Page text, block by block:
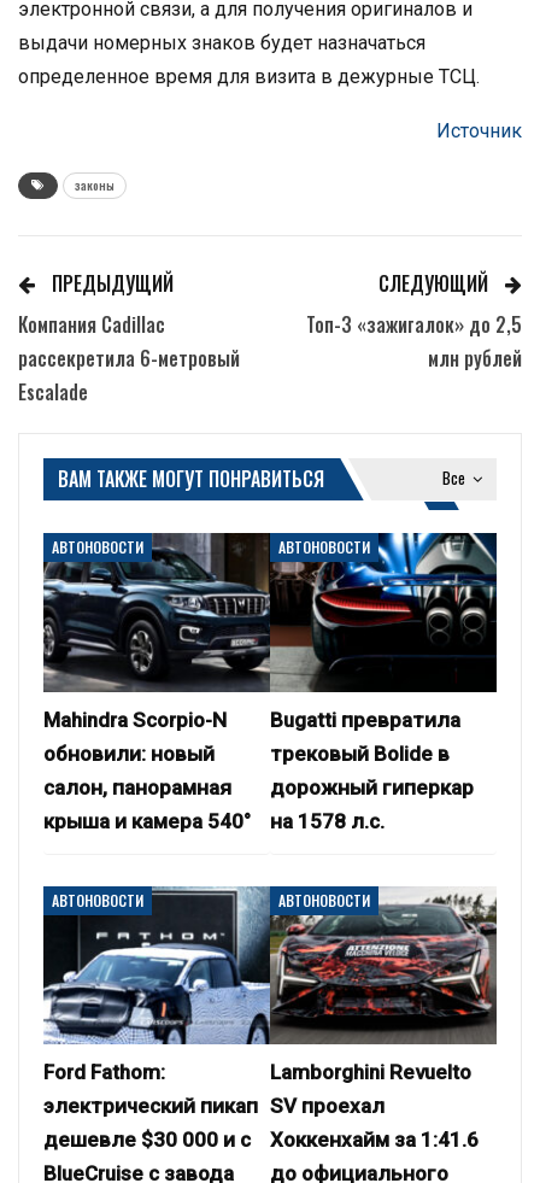
электронной связи, а для получения оригиналов и
выдачи номерных знаков будет назначаться
определенное время для визита в дежурные ТСЦ.
Источник
законы
ПРЕДЫДУЩИЙ
Компания Cadillac
рассекретила 6-метровый
Escalade
СЛЕДУЮЩИЙ
Топ-3 «зажигалок» до 2,5
млн рублей
Все
ВАМ ТАКЖЕ МОГУТ ПОНРАВИТЬСЯ
АВТОНОВОСТИ
Mahindra Scorpio-N
обновили: новый
салон, панорамная
крыша и камера 540°
АВТОНОВОСТИ
Bugatti превратила
трековый Bolide в
дорожный гиперкар
на 1578 л.с.
АВТОНОВОСТИ
Ford Fathom:
электрический пикап
дешевле $30 000 и с
BlueCruise с завода
АВТОНОВОСТИ
Lamborghini Revuelto
SV проехал
Хоккенхайм за 1:41.6
до официального